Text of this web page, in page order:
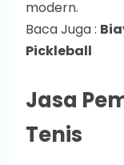
modern.
Baca Juga :
Pickleball
Jasa
Tenis